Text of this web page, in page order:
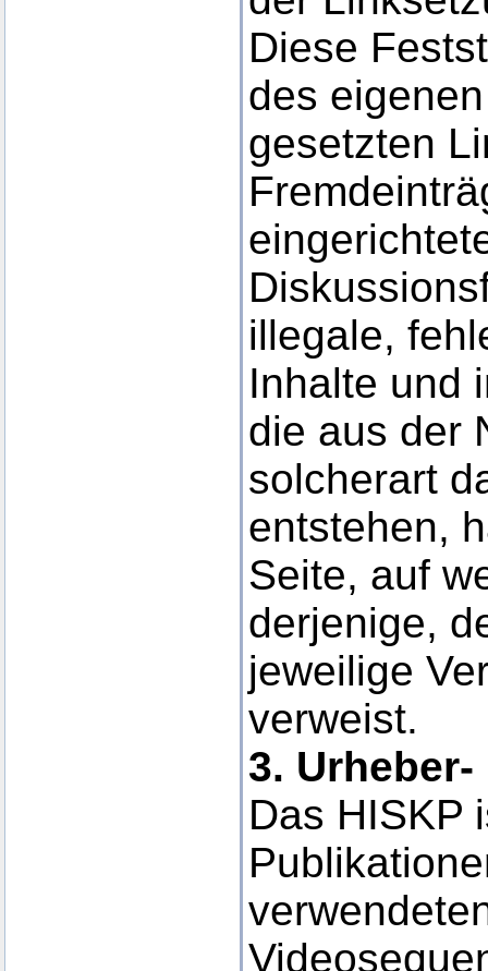
Diese
des
gesetzten
illegale,
Inhalte und
die aus der
solcherart
entstehen,
Seite, auf
derjenige,
jeweilige
verweist.
3.
Das HISKP